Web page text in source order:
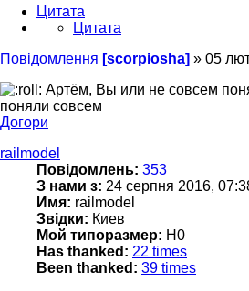
Цитата
Цитата
Повідомлення [scorpiosha] » 05
Артём, Вы или не совсем
поняли совсем
Догори
railmodel
Повідомлень: 353
З нами з: 24 серпня 2016,
Имя: railmodel
Звідки: Киев
Мой типоразмер: H0
Has thanked: 22 times
Been thanked: 39 times